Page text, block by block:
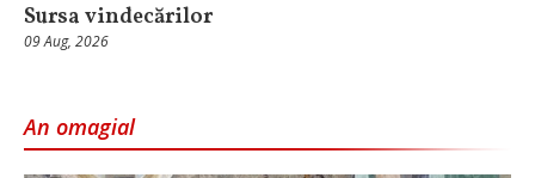
Sursa vindecărilor
09 Aug, 2026
An omagial